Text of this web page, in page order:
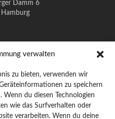
verwalten
zu bieten, verwenden wir
zu speichern
du diesen Technologien
wie das Surfverhalten oder
verarbeiten. Wenn du deine
Damm 6
medien.de
medien.de
Datenschutz